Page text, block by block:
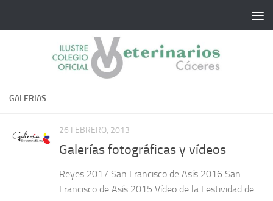
GALERIAS
26 FEBRERO, 2013
Galerías fotográficas y vídeos
Reyes 2017 San Francisco de Asís 2016 San
Francisco de Asís 2015 Vídeo de la Festividad de